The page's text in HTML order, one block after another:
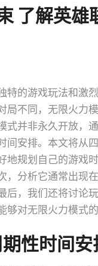
了解英
特的游戏玩法和激
局不同，无限火力
式并非永久开放，
间安排。本文将从
地规划自己的游戏
分析它通常出现
后，我们还将讨论
对无限火力模式
性时间安